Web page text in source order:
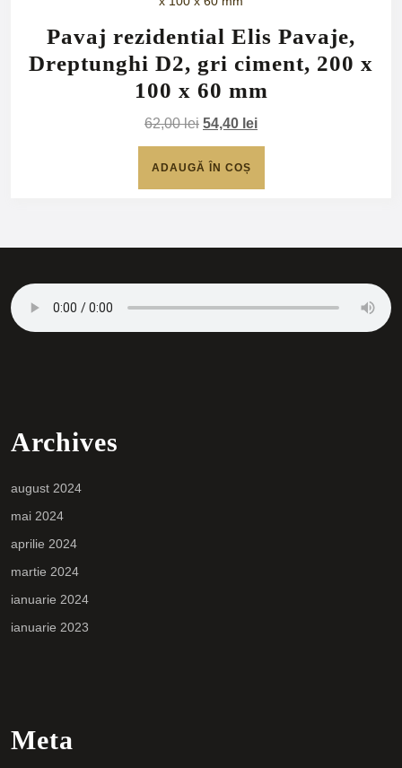
Pavaj rezidential Elis Pavaje,
Dreptunghi D2, gri ciment, 200 x
100 x 60 mm
62,00lei Prețul
a
54,40 leiPrețul
ADAUGĂ ÎN COȘ
Archives
august 2024
mai 2024
aprilie 2024
martie 2024
ianuarie 2024
ianuarie 2023
Meta